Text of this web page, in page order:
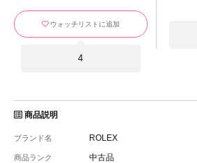
ウォッチリストに追加
4
商品説明
ブランド名 ROLEX
商品ランク 中古品